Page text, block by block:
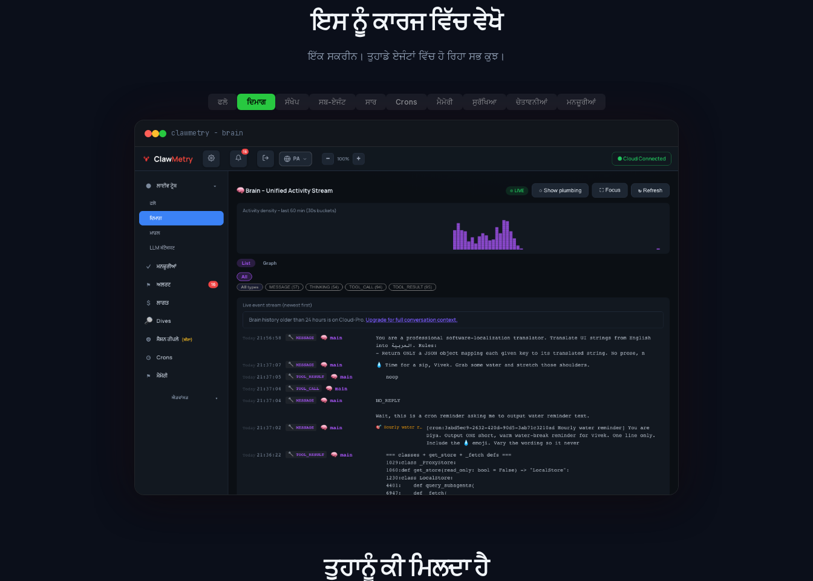
ਇਸ ਨੂੰ ਕਾਰਜ ਵਿੱਚ ਵੇਖੋ
ਇੱਕ ਸਕਰੀਨ। ਤੁਹਾਡੇ ਏਜੰਟਾਂ ਵਿੱਚ ਹੋ ਰਿਹਾ ਸਭ ਕੁਝ।
ਫਲੋ ਦਿਮਾਗ ਸੰਖੇਪ ਸਬ-ਏਜੰਟ ਸਾਰ Crons ਮੈਮੋਰੀ ਸੁਰੱਖਿਆ ਚੇਤਾਵਨੀਆਂ ਮਨਜ਼ੂਰੀਆਂ
clawmetry - brain
ਤੁਹਾਨੂੰ ਕੀ ਮਿਲਦਾ ਹੈ